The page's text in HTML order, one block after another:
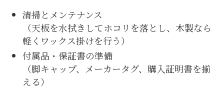
清掃とメンテナンス
（天板を水拭きしてホコリを落とし、木製なら
軽くワックス掛けを行う）
付属品・保証書の準備
（脚キャップ、メーカータグ、購入証明書を揃
える）